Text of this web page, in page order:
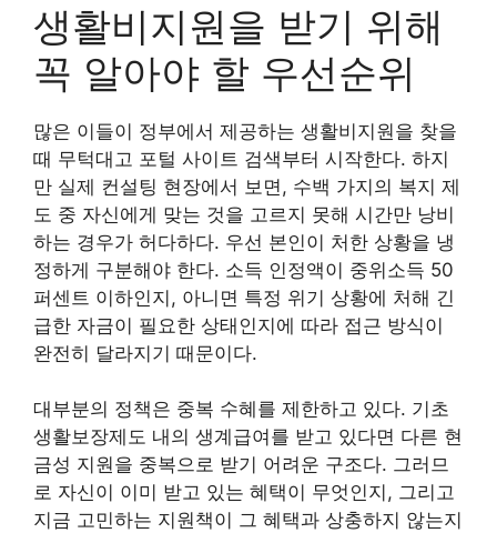
생활비지원을 받기 위해
꼭 알아야 할 우선순위
많은 이들이 정부에서 제공하는 생활비지원을 찾을
때 무턱대고 포털 사이트 검색부터 시작한다. 하지
만 실제 컨설팅 현장에서 보면, 수백 가지의 복지 제
도 중 자신에게 맞는 것을 고르지 못해 시간만 낭비
하는 경우가 허다하다. 우선 본인이 처한 상황을 냉
정하게 구분해야 한다. 소득 인정액이 중위소득 50
퍼센트 이하인지, 아니면 특정 위기 상황에 처해 긴
급한 자금이 필요한 상태인지에 따라 접근 방식이
완전히 달라지기 때문이다.
대부분의 정책은 중복 수혜를 제한하고 있다. 기초
생활보장제도 내의 생계급여를 받고 있다면 다른 현
금성 지원을 중복으로 받기 어려운 구조다. 그러므
로 자신이 이미 받고 있는 혜택이 무엇인지, 그리고
지금 고민하는 지원책이 그 혜택과 상충하지 않는지